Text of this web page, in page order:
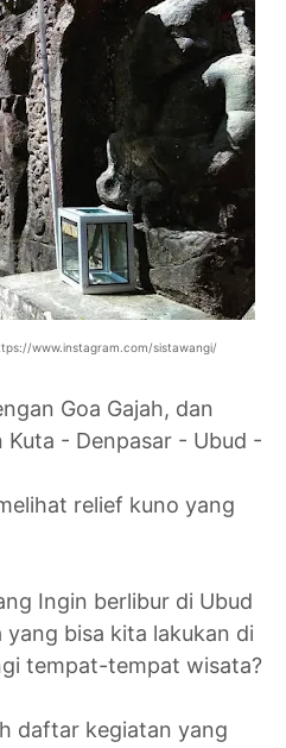
www.instagram.com/sistawangi/
Goa Gajah, dan
Kuta - Denpasar - Ubud -
relief kuno yang
Ingin berlibur di Ubud
bisa kita lakukan di
tempat-tempat wisata?
daftar kegiatan yang